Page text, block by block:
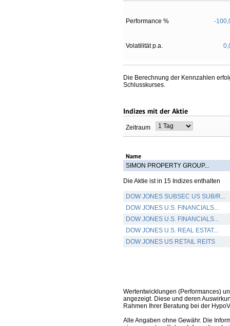
Performance % -
Volatilität p.a.
Die Berechnung der Kennzahlen
Schlusskurses.
Indizes mit der Aktie
Zeitraum
Name
SIMON PROPERTY GROUP...
Die Aktie ist in 15 Indizes enthalten
DOW JONES SUBSEC US SUB/R...
DOW JONES U.S. FINANCIALS...
DOW JONES U.S. FINANCIALS...
DOW JONES U.S. REAL ESTAT...
DOW JONES US RETAIL REITS
Wertentwicklungen (Performances)
angezeigt. Diese und deren
Rahmen Ihrer Beratung bei der
Alle Angaben ohne Gewähr. Die